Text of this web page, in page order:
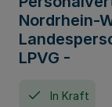
Nordrhein-
LPVG -
In Kraft